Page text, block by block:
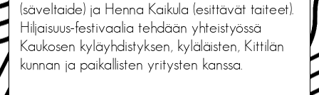
(säveltaide) ja Henna Kaikula (esittävät taiteet).
Hiljaisuus-festivaalia tehdään yhteistyössä
Kaukosen kyläyhdistyksen, kyläläisten, Kittilän
kunnan ja paikallisten yritysten kanssa.